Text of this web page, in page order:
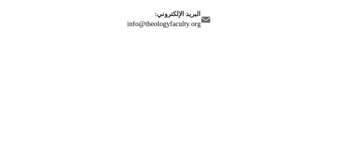
البريد الإلكتروني:
info@theologyfaculty.org